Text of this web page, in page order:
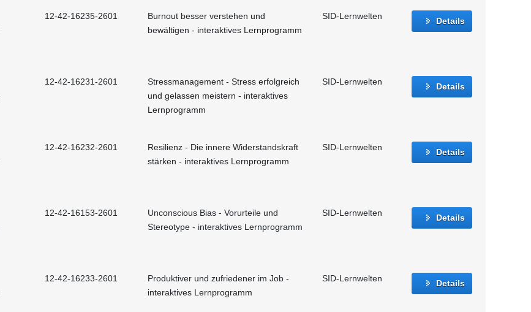
12-42-16235-2601
Burnout besser verstehen und
bewältigen - interaktives Lernprogramm
SID-Lernwelten Details
12-42-16231-2601
Stressmanagement - Stress erfolgreich
und gelassen meistern - interaktives
Lernprogramm
SID-Lernwelten Details
12-42-16232-2601
Resilienz - Die innere Widerstandskraft
stärken - interaktives Lernprogramm
SID-Lernwelten Details
12-42-16153-2601
Unconscious Bias - Vorurteile und
Stereotype - interaktives Lernprogramm
SID-Lernwelten Details
12-42-16233-2601
Produktiver und zufriedener im Job -
interaktives Lernprogramm
SID-Lernwelten Details